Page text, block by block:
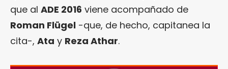
que al ADE 2016 viene acompañado de
Roman Flügel -que, de hecho, capitanea la
cita-, Ata y Reza Athar.